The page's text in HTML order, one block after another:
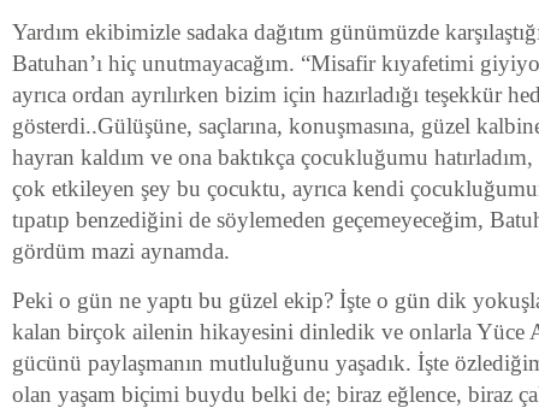
Yardım ekibimizle sadaka dağıtım günümüzde
Batuhan’ı hiç unutmayacağım. “Misafir kıyafetimi
ayrıca ordan ayrılırken bizim için hazırladığı teşekkür
gösterdi..Gülüşüne, saçlarına, konuşmasına, güzel
hayran kaldım ve ona baktıkça çocukluğumu
çok etkileyen şey bu çocuktu, ayrıca kendi
tıpatıp benzediğini de söylemeden geçemeyeceğim,
gördüm mazi aynamda.
Peki o gün ne yaptı bu güzel ekip? İşte o gün dik
kalan birçok ailenin hikayesini dinledik ve onlarla Yüce
gücünü paylaşmanın mutluluğunu yaşadık. İşte
olan yaşam biçimi buydu belki de; biraz eğlence, biraz